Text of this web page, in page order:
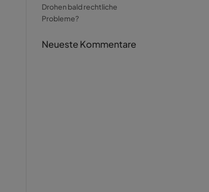
Drohen bald rechtliche
Probleme?
Neueste Kommentare